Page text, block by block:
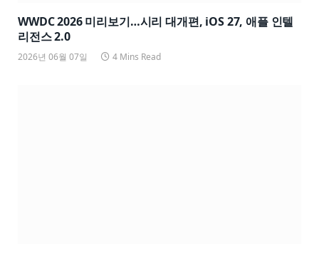
WWDC 2026 미리보기…시리 대개편, iOS 27, 애플 인텔
리전스 2.0
2026년 06월 07일 4 Mins Read